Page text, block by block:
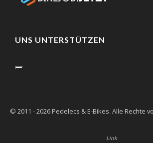
UNS UNTERSTÜTZEN
© 2011 - 2026 Pedelecs & E-Bikes. Alle Rechte
Link